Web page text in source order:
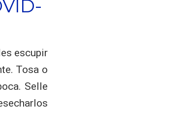
escupir
Tosa o
Selle